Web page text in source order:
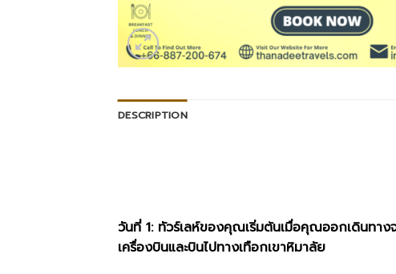
DESCRIPTION
วันที่ 1: ทัวร์เลห์ของคุณเริ่มต้นเมื่อคุณออกเดินทา
เครื่องบินและบินไปทางเทือกเขาหิมาลัย